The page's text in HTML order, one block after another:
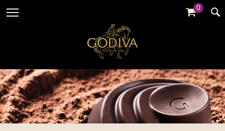
0
全部
品牌活動
全部
暢銷系列
金裝禮盒
松露禮盒
全部
牛奶巧克力
白巧克力
綜合巧克力
婚禮系列
GODIVA故事
GODIVA品質承諾
GODIVA大師團隊